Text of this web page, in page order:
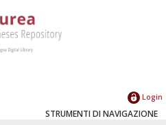
Login
STRUMENTI DI NAVIGAZIONE